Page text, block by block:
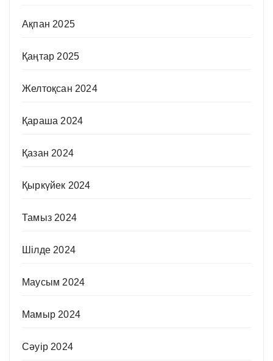
Ақпан 2025
Қаңтар 2025
Желтоқсан 2024
Қараша 2024
Қазан 2024
Қыркүйек 2024
Тамыз 2024
Шілде 2024
Маусым 2024
Мамыр 2024
Сәуір 2024